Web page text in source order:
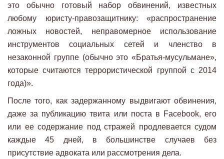
это обычно готовый набор обвинений, известных
любому юристу-правозащитнику: «распространение
ложных новостей, неправомерное использование
инструментов социальных сетей и членство в
незаконной группе (обычно это «Братья-мусульмане»,
которые считаются террористической группой с 2014
года)».
После того, как задержанному выдвигают обвинения,
даже за публикацию твита или поста в Facebook, его
или ее содержание под стражей продлевается судом
каждые 45 дней, в большинстве случаев без
присутствие адвоката или рассмотрения дела.